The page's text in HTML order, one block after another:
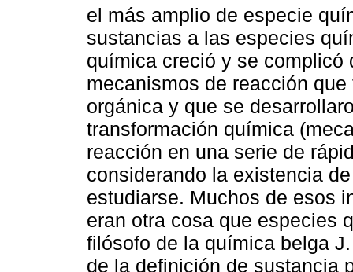
el más amplio de especie
sustancias a las especies
química creció y se complicó
mecanismos de reacción
orgánica y que se
transformación química
reacción en una serie de
considerando la existencia
estudiarse. Muchos de esos
eran otra cosa que especies
filósofo de la química belga
de la definición de sustancia